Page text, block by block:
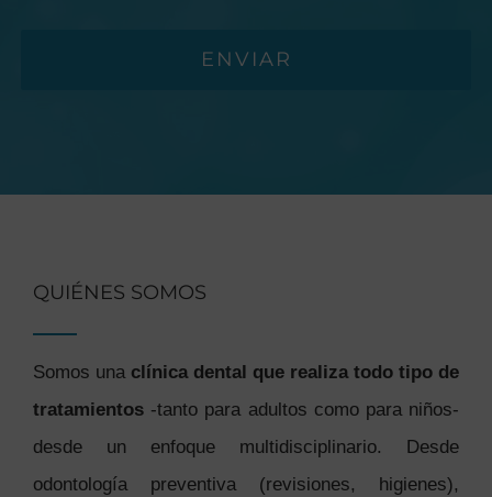
ENVIAR
QUIÉNES SOMOS
Somos una clínica dental que realiza todo tipo de
tratamientos -tanto para adultos como para niños-
desde un enfoque multidisciplinario. Desde
odontología preventiva (revisiones, higienes),